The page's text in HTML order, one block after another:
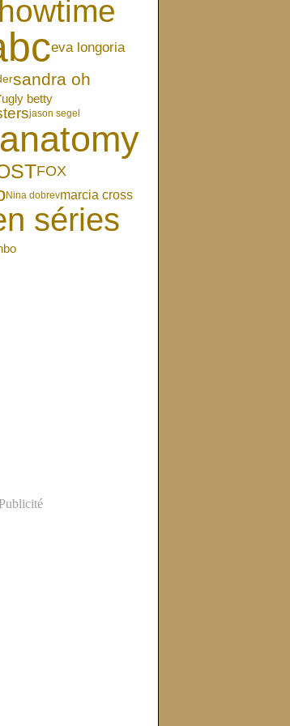
eva longoria
sandra oh
ugly betty
jason segel
FOX
Nina dobrevmarcia cross
séries
Publicité